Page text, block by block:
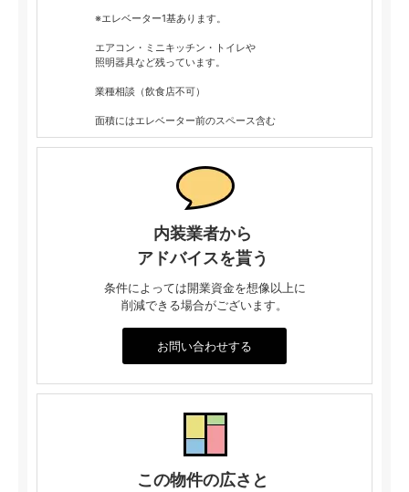
※エレベーター1基あります。
エアコン・ミニキッチン・トイレや
照明器具など残っています。
業種相談（飲食店不可）
面積にはエレベーター前のスペース含む
内装業者から
アドバイスを貰う
条件によっては開業資金を想像以上に
削減できる場合がございます。
お問い合わせする
この物件の広さと